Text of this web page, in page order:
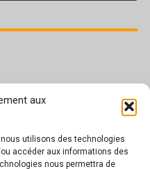
aux
utilisons des technologies
accéder aux informations des
nous permettra de
travail par forte chaleur
2026
nos droits : les arrêts